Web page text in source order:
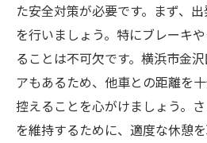
た安全対策が必要です。まず、
を行いましょう。特にブレーキ
ることは不可欠です。横浜市金
アもあるため、他車との距離を
控えることを心がけましょう。
を維持するために、適度な休憩